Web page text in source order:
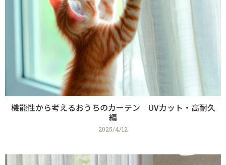
機能性から考えるおうちのカーテン UVカット・高耐久
編
2025/4/12